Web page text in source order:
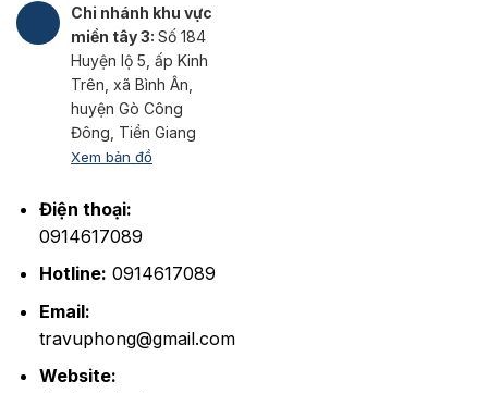
Chi nhánh khu vực
miền tây 3: Số 184
Huyện lộ 5, ấp Kinh
Trên, xã Bình Ân,
huyện Gò Công
Đông, Tiền Giang
Xem bản đồ
Điện thoại:
0914617089
Hotline: 0914617089
Email:
travuphong@gmail.com
Website: